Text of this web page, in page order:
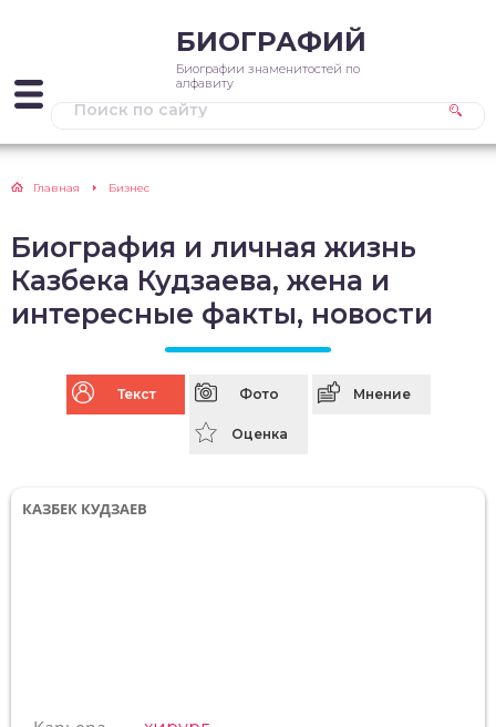
БИОГРАФИЙ
Биографии знаменитостей по
алфавиту
Главная Бизнес
Биография и личная жизнь
Казбека Кудзаева, жена и
интересные факты, новости
Текст Фото Мнение
Оценка
КАЗБЕК КУДЗАЕВ